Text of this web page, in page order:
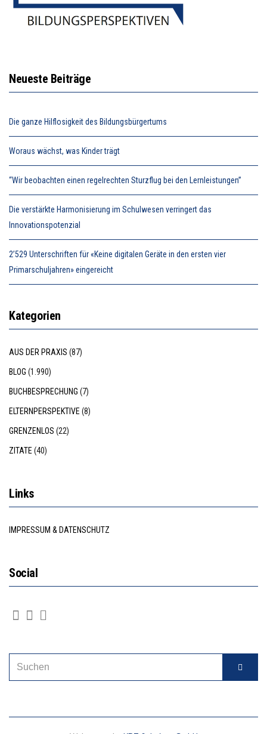
Neueste Beiträge
Die ganze Hilflosigkeit des Bildungsbürgertums
Woraus wächst, was Kinder trägt
“Wir beobachten einen regelrechten Sturzflug bei den Lernleistungen”
Die verstärkte Harmonisierung im Schulwesen verringert das
Innovationspotenzial
2’529 Unterschriften für «Keine digitalen Geräte in den ersten vier
Primarschuljahren» eingereicht
Kategorien
AUS DER PRAXIS (87)
BLOG (1.990)
BUCHBESPRECHUNG (7)
ELTERNPERSPEKTIVE (8)
GRENZENLOS (22)
ZITATE (40)
Links
IMPRESSUM & DATENSCHUTZ
Social